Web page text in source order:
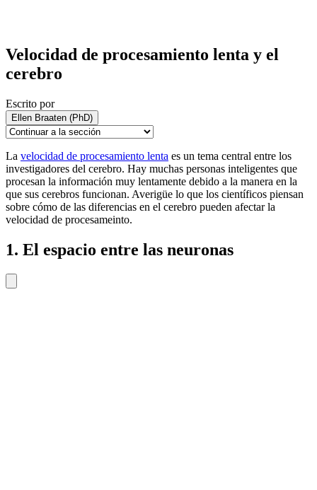
Velocidad de procesamiento lenta y el
cerebro
Escrito por
Ellen Braaten (PhD)
La velocidad de procesamiento lenta es un tema central entre los
investigadores del cerebro. Hay muchas personas inteligentes que
procesan la información muy lentamente debido a la manera en la
que sus cerebros funcionan. Averigüe lo que los científicos piensan
sobre cómo de las diferencias en el cerebro pueden afectar la
velocidad de procesameinto.
1. El espacio entre las neuronas